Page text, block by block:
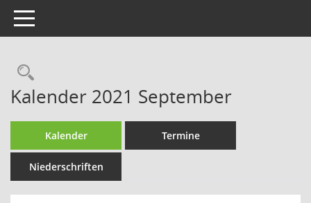
Toggle navigation
Rechercheauswahl
Kalender 2021 September
Kalender Termine
Niederschriften